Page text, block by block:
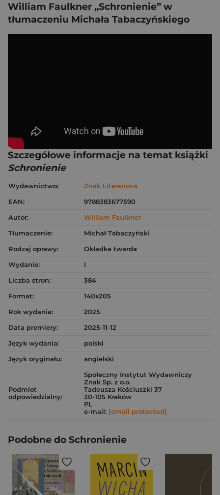
William Faulkner „Schronienie” w
tłumaczeniu Michała Tabaczyńskiego
Szczegółowe informacje na temat książki
Schronienie
Wydawnictwo:
Znak Literanova
EAN:
9788383677590
Autor:
William Faulkner
Tłumaczenie:
Michał Tabaczyński
Rodzaj oprawy:
Okładka twarda
Wydanie:
I
Liczba stron:
384
Format:
140x205
Rok wydania:
2025
Data premiery:
2025-11-12
Język wydania:
polski
Język oryginału:
angielski
Podmiot
odpowiedzialny:
Społeczny Instytut Wydawniczy
Znak Sp. z o.o.
Tadeusza Kościuszki 37
30-105 Kraków
PL
e-mail: [email protected]
Podobne do Schronienie